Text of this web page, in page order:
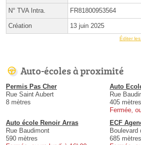
N° TVA Intra. FR81800953564
Création 13 juin 2025
Éditer
Auto-écoles à proximité
Permis Pas Cher
Rue Saint Aubert
8 mètres
Auto
Rue
405 mètres
Fermée,
Auto école Renoir Arras
Rue Baudimont
590 mètres
ECF
Boulevard
685 mètres